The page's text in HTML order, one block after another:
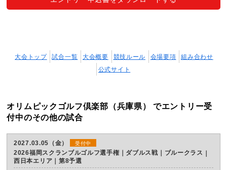
大会トップ 試合一覧 大会概要 競技ルール 会場要項
組み合わせ
公式サイト
オリムピックゴルフ倶楽部（兵庫県） でエントリー受
付中のその他の試合
2027.03.05（金） 受付中
2026福岡スクランブルゴルフ選手権｜ダブルス戦｜ブルークラス
西日本エリア｜第8予選